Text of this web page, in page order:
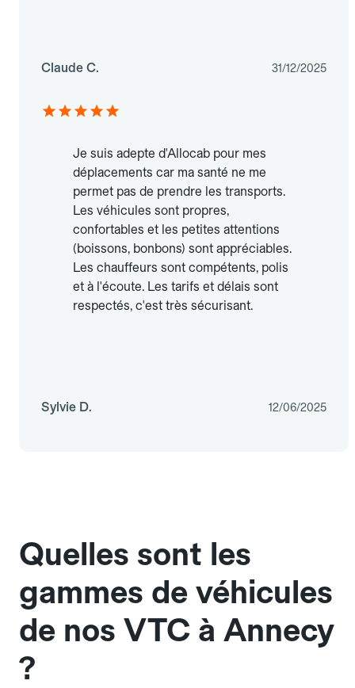
Claude C. 31/12/2025
Je suis adepte d'Allocab pour mes
déplacements car ma santé ne me
permet pas de prendre les transports.
Les véhicules sont propres,
confortables et les petites attentions
(boissons, bonbons) sont appréciables.
Les chauffeurs sont compétents, polis
et à l'écoute. Les tarifs et délais sont
respectés, c'est très sécurisant.
Sylvie D. 12/06/2025
Quelles sont les
gammes de véhicules
de nos VTC à Annecy
?